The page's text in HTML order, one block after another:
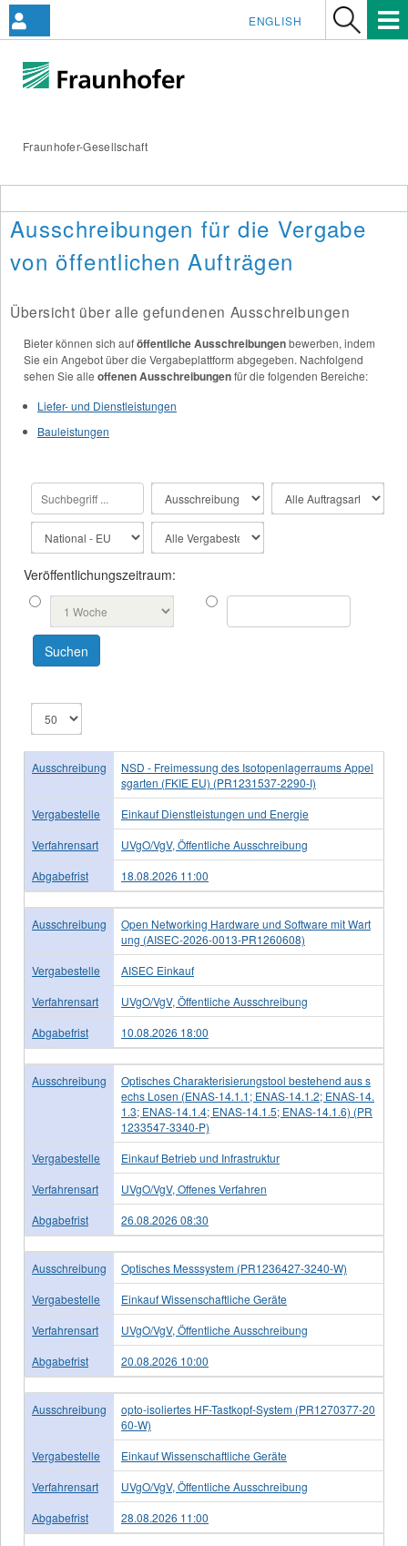
Fraunhofer-Gesellschaft
ENGLISH
Ausschreibungen für die Vergabe
von öffentlichen Aufträgen
Übersicht über alle gefundenen Ausschreibungen
Bieter können sich auföffentliche Ausschreibungenbewerben, indem
Sie ein Angebot über die Vergabeplattform abgegeben. Nachfolgend
sehen Sie alle offenen Ausschreibungenfür die folgenden Bereiche:
Liefer- und Dienstleistungen
Bauleistungen
Veröffentlichungszeitraum:
Ausschreibung
NSD - Freimessung des Isotopenlagerraums Appel
sgarten (FKIE EU) (PR1231537-2290-I)
Vergabestelle
Einkauf Dienstleistungen und Energie
Verfahrensart
UVgO/VgV, Öffentliche Ausschreibung
Abgabefrist
18.08.2026 11:00
Ausschreibung
Open Networking Hardware und Software mit Wart
ung (AISEC-2026-0013-PR1260608)
Vergabestelle
AISEC Einkauf
Verfahrensart
UVgO/VgV, Öffentliche Ausschreibung
Abgabefrist
10.08.2026 18:00
Ausschreibung
Optisches Charakterisierungstool bestehend aus s
echs Losen (ENAS-14.1.1; ENAS-14.1.2; ENAS-14.
1.3; ENAS-14.1.4; ENAS-14.1.5; ENAS-14.1.6) (PR
1233547-3340-P)
Vergabestelle
Einkauf Betrieb und Infrastruktur
Verfahrensart
UVgO/VgV, Offenes Verfahren
Abgabefrist
26.08.2026 08:30
Ausschreibung
Optisches Messsystem (PR1236427-3240-W)
Vergabestelle
Einkauf Wissenschaftliche Geräte
Verfahrensart
UVgO/VgV, Öffentliche Ausschreibung
Abgabefrist
20.08.2026 10:00
Ausschreibung
opto-isoliertes HF-Tastkopf-System (PR1270377-20
60-W)
Vergabestelle
Einkauf Wissenschaftliche Geräte
Verfahrensart
UVgO/VgV, Öffentliche Ausschreibung
Abgabefrist
28.08.2026 11:00